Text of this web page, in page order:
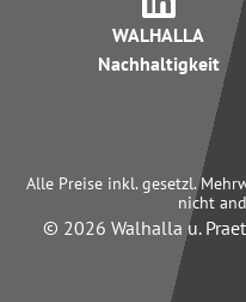
WALHALLA
Nachhaltigkeit
Alle Preise inkl. gesetzl.
nicht
© 2026 Walhalla u.